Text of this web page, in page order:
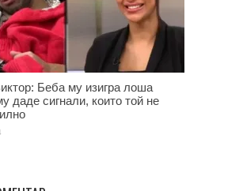
Беба му изигра лоша
даде сигнали, които той не